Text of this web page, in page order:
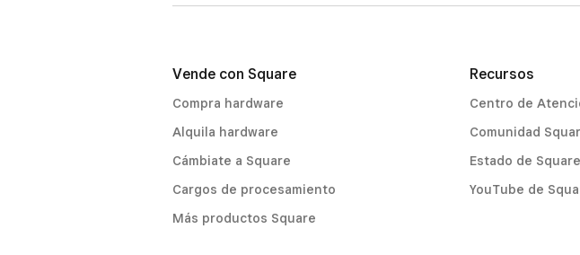
Vende con Square
Compra hardware
Alquila hardware
Cámbiate a Square
Cargos de procesamiento
Más productos Square
Recursos
Centro de
Comunidad
Estado de Square
YouTube de